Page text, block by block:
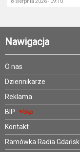
Nawigacja
O nas
Dziennikarze
Reklama
BIP
Kontakt
Ramówka Radia Gdańsk